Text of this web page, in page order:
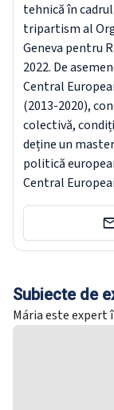
tehnică în
tripartism al
Geneva pentru
2022. De
Central
(2013-2020),
colectivă,
deține un
politică
Central
Subiecte de
Mária este expert